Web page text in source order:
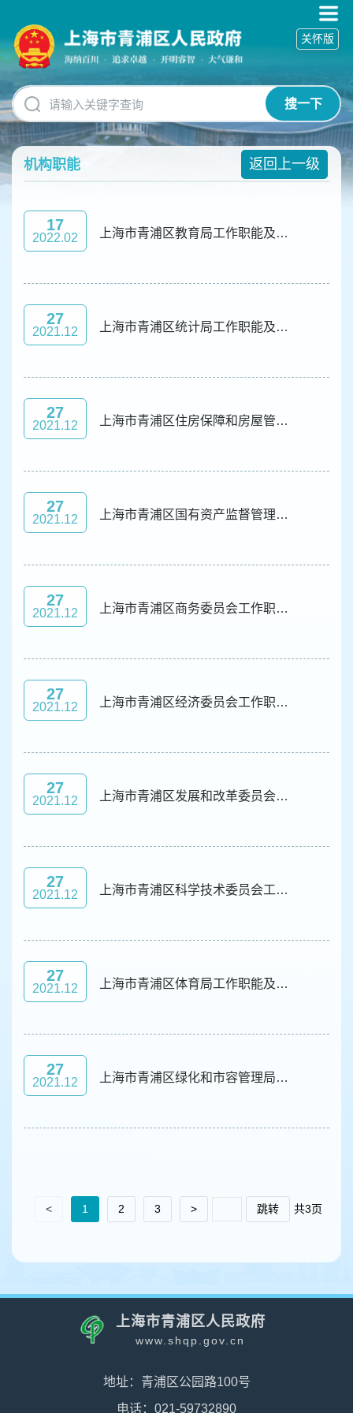
碍
操
明
跳
转
到
网
搜一下
关怀版
机构职能 返回上一级
17
2022.02 上海市青浦区教育局工作职能及机构设置
27
2021.12 上海市青浦区统计局工作职能及机构设置
27
2021.12 上海市青浦区住房保障和房屋管理局工作职能及机构设置
27
2021.12 上海市青浦区国有资产监督管理委员会工作职能及机构设置
27
2021.12 上海市青浦区商务委员会工作职能及机构设置
27
2021.12 上海市青浦区经济委员会工作职责及机构设置
27
2021.12 上海市青浦区发展和改革委员会工作职能及机构设置
27
2021.12 上海市青浦区科学技术委员会工作职能及机构设置
27
2021.12 上海市青浦区体育局工作职能及机构设置
27
2021.12 上海市青浦区绿化和市容管理局工作职能及机构设置
< 1 2 3 > 跳转 共3页
上海市青浦区人民政府
www.shqp.gov.cn
地址：青浦区公园路100号
电话：021-59732890